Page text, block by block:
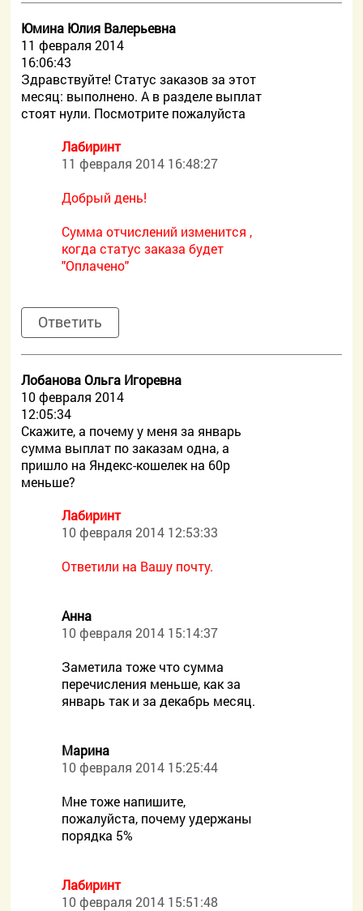
Юмина Юлия Валерьевна
11 февраля 2014
16:06:43
Здравствуйте! Статус заказов за этот
месяц: выполнено. А в разделе выплат
стоят нули. Посмотрите пожалуйста
Лабиринт
11 февраля 2014 16:48:27
Добрый день!
Сумма отчислений изменится ,
когда статус заказа будет
"Оплачено"
Ответить
Лобанова Ольга Игоревна
10 февраля 2014
12:05:34
Скажите, а почему у меня за январь
сумма выплат по заказам одна, а
пришло на Яндекс-кошелек на 60р
меньше?
Лабиринт
10 февраля 2014 12:53:33
Ответили на Вашу почту.
Анна
10 февраля 2014 15:14:37
Заметила тоже что сумма
перечисления меньше, как за
январь так и за декабрь месяц.
Mарина
10 февраля 2014 15:25:44
Мне тоже напишите,
пожалуйста, почему удержаны
порядка 5%
Лабиринт
10 февраля 2014 15:51:48